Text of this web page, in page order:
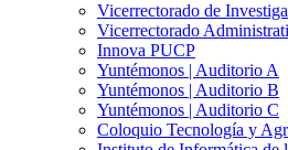
Vicerrectorado de
Vicerrectorado
Innova PUCP
Yuntémonos | Auditorio A
Yuntémonos | Auditorio B
Yuntémonos | Auditorio C
Coloquio Tecnología y